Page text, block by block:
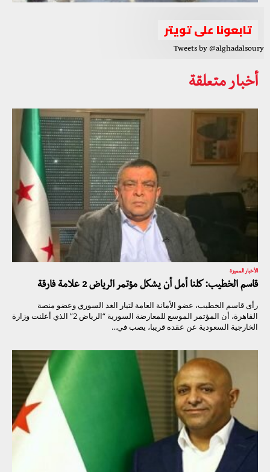
تابعونا على تويتر
Tweets by @alghadalsoury
أخبار متعلقة
الأخبار المميزة
قاسم الخطيب: كلنا أمل أن يشكل مؤتمر الرياض 2 علامة فارقة
رأى قاسم الخطيب، عضو الأمانة العامة لتيار الغد السوري وعضو منصة
القاهرة، أن المؤتمر الموسع للمعارضة السورية “الرياض 2” الذي أعلنت وزارة
الخارجية السعودية عن عقده قريبا، يصب في...